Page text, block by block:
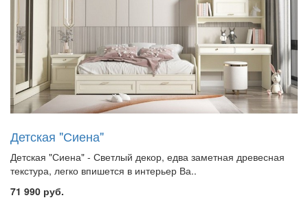
Детская "Сиена"
Детская "Сиена" - Светлый декор, едва заметная древесная
текстура, легко впишется в интерьер Ва..
71 990 руб.